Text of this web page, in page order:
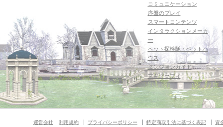
コミュニケーション
序盤のプレイ
スマートコンテンツ
インタラクションメーカ
ー
ペット探検隊・ペットハ
ウス
ダンジョンガイド
マギグラフィ
運営会社 利用規約 プライバシーポリシー 特定商取引法に基づく表記 資